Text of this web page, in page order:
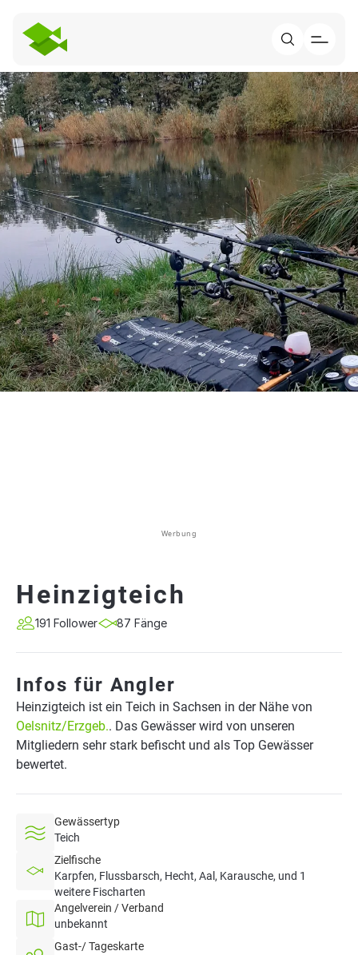
Werbung
Heinzigteich
191 Follower 87 Fänge
Infos für Angler
Heinzigteich ist ein Teich in Sachsen in der Nähe von
Oelsnitz/Erzgeb.. Das Gewässer wird von unseren
Mitgliedern sehr stark befischt und als Top Gewässer
bewertet.
Gewässertyp
Teich
Zielfische
Karpfen, Flussbarsch, Hecht, Aal, Karausche, und 1
weitere Fischarten
Angelverein / Verband
unbekannt
Gast-/ Tageskarte